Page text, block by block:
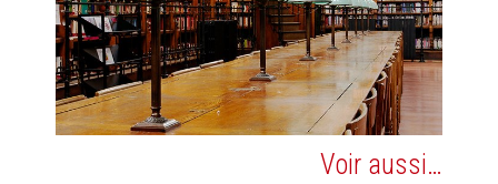
Voir aussi…